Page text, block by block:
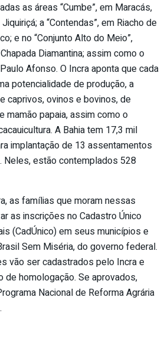
as áreas “Cumbe”, em Maracás,
a “Contendas”, em Riacho de
e no “Conjunto Alto do Meio”,
Diamantina; assim como o
Afonso. O Incra aponta que cada
potencialidade de produção, a
caprivos, ovinos e bovinos, de
mamão papaia, assim como o
A Bahia tem 17,3 mil
implantação de 13 assentamentos
Neles, estão contemplados 528
as famílias que moram nessas
as inscrições no Cadastro Único
(CadÚnico) em seus municípios e
Sem Miséria, do governo federal.
vão ser cadastrados pelo Incra e
homologação. Se aprovados,
Nacional de Reforma Agrária